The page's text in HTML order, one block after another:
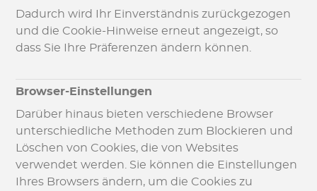
Dadurch wird Ihr Einverständnis zurückgezogen
und die Cookie-Hinweise erneut angezeigt, so
dass Sie Ihre Präferenzen ändern können.
Browser-Einstellungen
Darüber hinaus bieten verschiedene Browser
unterschiedliche Methoden zum Blockieren und
Löschen von Cookies, die von Websites
verwendet werden. Sie können die Einstellungen
Ihres Browsers ändern, um die Cookies zu